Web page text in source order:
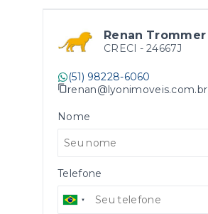
Renan Trommer
CRECI - 24667J
(51) 98228-6060
renan@lyonimoveis.com.br
Nome
Telefone